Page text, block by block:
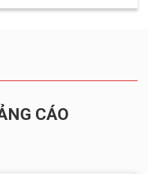
CÁO